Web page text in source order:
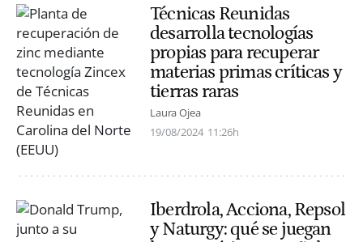
Técnicas Reunidas
desarrolla tecnologías
propias para recuperar
materias primas críticas y
tierras raras
Laura Ojea
19/08/2024 11:26h
Iberdrola, Acciona, Repsol
y Naturgy: qué se juegan